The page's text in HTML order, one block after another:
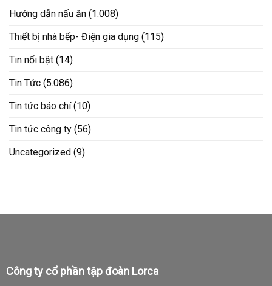
Hướng dẫn nấu ăn (1.008)
Thiết bị nhà bếp- Điện gia dụng (115)
Tin nổi bật (14)
Tin Tức (5.086)
Tin tức báo chí(10)
Tin tức công ty (56)
Uncategorized (9)
Công ty cổ phần tập đoàn Lorca